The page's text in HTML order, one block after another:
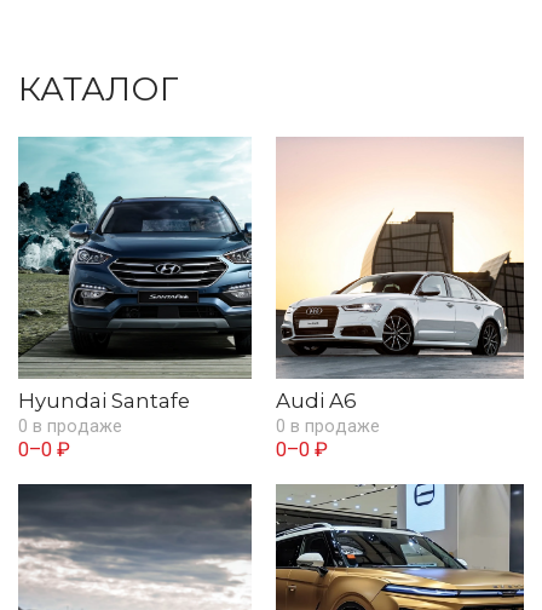
КАТАЛОГ
Hyundai Santafe
0 в продаже
0–0 ₽
Audi A6
0 в продаже
0–0 ₽